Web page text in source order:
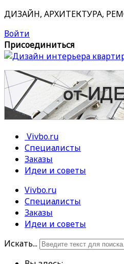
ДИЗАЙН, АРХИТЕКТУРА,
Войти
Присоединиться
Vivbo.ru
Специалисты
Заказы
Идеи и советы
Vivbo.ru
Специалисты
Заказы
Идеи и советы
Искать...